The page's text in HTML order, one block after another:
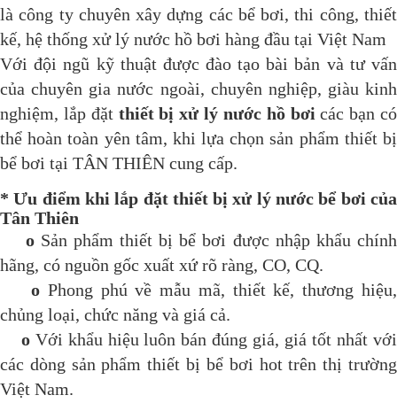
là công ty chuyên xây dựng các bể bơi, thi công, thiết
kế, hệ thống xử lý nước hồ bơi hàng đầu tại Việt Nam
Với đội ngũ kỹ thuật được đào tạo bài bản và tư vấn
của chuyên gia nước ngoài, chuyên nghiệp, giàu kinh
nghiệm, lắp đặt thiết bị xử lý nước hồ bơi các bạn có
thể hoàn toàn yên tâm, khi lựa chọn sản phẩm thiết bị
bể bơi tại TÂN THIÊN cung cấp.
* Ưu điểm khi lắp đặt thiết bị xử lý nước bể bơi của
Tân Thiên
oSản phẩm thiết bị bể bơi được nhập khẩu chính
hãng, có nguồn gốc xuất xứ rõ ràng, CO, CQ.
o Phong phú về mẫu mã, thiết kế, thương hiệu,
chủng loại, chức năng và giá cả.
oVới khẩu hiệu luôn bán đúng giá, giá tốt nhất với
các dòng sản phẩm thiết bị bể bơi hot trên thị trường
Việt Nam.